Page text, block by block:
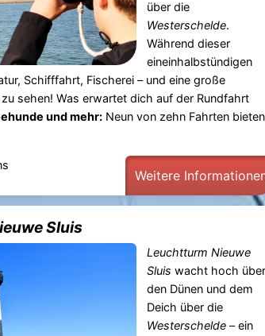
über die
Westerschelde.
Während dieser
eineinhalbstündigen
Schifffahrt, Fischerei – und eine große
sehen! Was erwartet dich auf der Rundfahrt
und mehr:Neun von zehn Fahrten bieten
Weitere
Sluis
Leuchtturm Nieuwe
Sluis wacht hoch über
den Dünen und dem
Deich über die
Westerschelde– ein